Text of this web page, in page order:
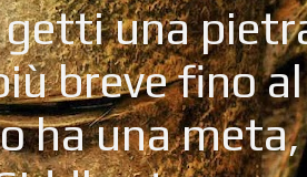
getti una
breve fino
ha una